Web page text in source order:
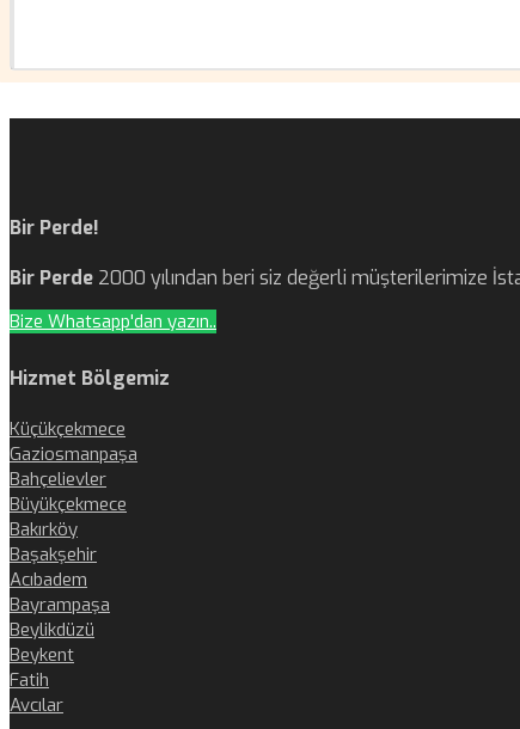
Bir Perde!
Bir Perde 2000 yılından beri siz değerli müşterilerimize
Bize Whatsapp'dan yazın..
Hizmet Bölgemiz
Küçükçekmece
Gaziosmanpaşa
Bahçelievler
Büyükçekmece
Bakırköy
Başakşehir
Acıbadem
Bayrampaşa
Beylikdüzü
Beykent
Fatih
Avcılar